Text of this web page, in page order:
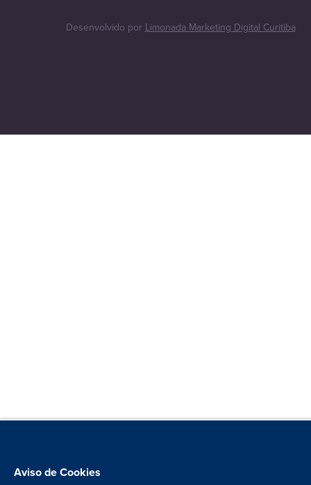
Desenvolvido por Limonada Marketing Digital Curitiba
Aviso de Cookies